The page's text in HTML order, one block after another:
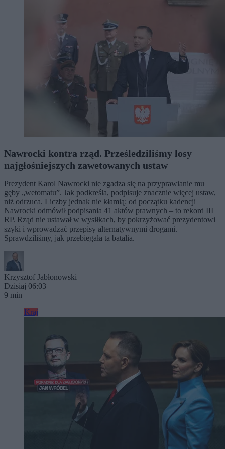
Nawrocki kontra rząd. Prześledziliśmy losy
najgłośniejszych zawetowanych ustaw
Prezydent Karol Nawrocki nie zgadza się na przyprawianie mu
gęby „wetomatu”. Jak podkreśla, podpisuje znacznie więcej ustaw,
niż odrzuca. Liczby jednak nie kłamią: od początku kadencji
Nawrocki odmówił podpisania 41 aktów prawnych – to rekord III
RP. Rząd nie ustawał w wysiłkach, by pokrzyżować prezydentowi
szyki i wprowadzać przepisy alternatywnymi drogami.
Sprawdziliśmy, jak przebiegała ta batalia.
Krzysztof Jabłonowski
Dzisiaj 06:03
9 min
Kraj